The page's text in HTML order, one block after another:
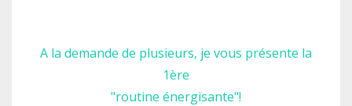
A la demande de plusieurs, je vous présente la
1ère
"routine énergisante"!